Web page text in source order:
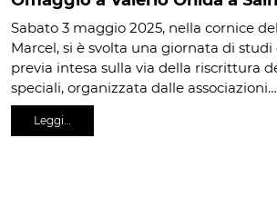
Sabato 3 maggio 2025, nella cornice
Marcel, si è svolta una giornata di
previa intesa sulla via della riscrittura
speciali, organizzata dalle associazioni…
Leggi…